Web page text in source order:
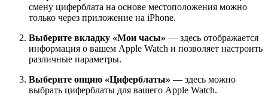
смену циферблата на основе местоположения можно
только через приложение на iPhone.
Выберите вкладку «Мои часы» — здесь отображается
информация о вашем Apple Watch и позволяет настроить
различные параметры.
Выберите опцию «Циферблаты» — здесь можно
выбрать циферблаты для вашего Apple Watch.